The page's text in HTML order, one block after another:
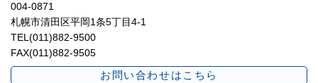
004-0871
札幌市清田区平岡1条5丁目4-1
TEL(011)882-9500
FAX(011)882-9505
お問い合わせはこちら